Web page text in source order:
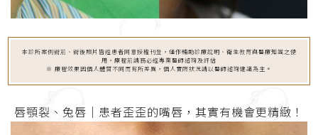
本診所案例術前、術後照片皆經患者同意授權刊登，僅作輔助診療說明、衛生教育與醫療知識之使
用，療程前請務必經專業醫師諮詢及評估
※ 療程效果因個人體質不同而有所差異，個人實際狀況請以醫師諮詢建議為主。
唇顎裂、兔唇│患者歪歪的嘴唇，其實有機會更精緻！